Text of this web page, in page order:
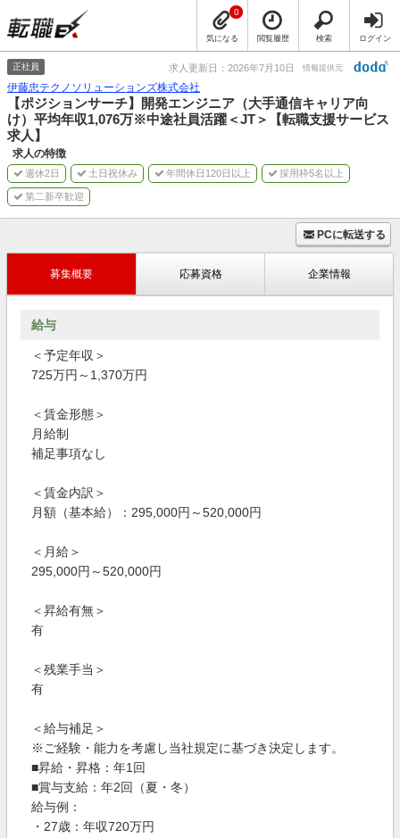
気になる
0
閲覧履歴 検索 ログイン
正社員 求人更新日：2026年7月10日 情報提供元
伊藤忠テクノソリューションズ株式会社
【ポジションサーチ】開発エンジニア（大手通信キャリア向
け）平均年収1,076万※中途社員活躍＜JT＞【転職支援サービス
求人】
求人の特徴
週休2日 土日祝休み 年間休日120日以上 採用枠5名以上
第二新卒歓迎
PCに転送する
募集概要 応募資格 企業情報
給与
＜予定年収＞
725万円～1,370万円
＜賃金形態＞
月給制
補足事項なし
＜賃金内訳＞
月額（基本給）：295,000円～520,000円
＜月給＞
295,000円～520,000円
＜昇給有無＞
有
＜残業手当＞
有
＜給与補足＞
※ご経験・能力を考慮し当社規定に基づき決定します。
■昇給・昇格：年1回
■賞与支給：年2回（夏・冬）
給与例：
・27歳：年収720万円